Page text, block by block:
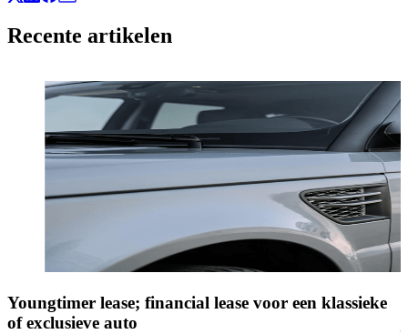
Recente artikelen
Youngtimer lease; financial lease voor een klassieke
of exclusieve auto